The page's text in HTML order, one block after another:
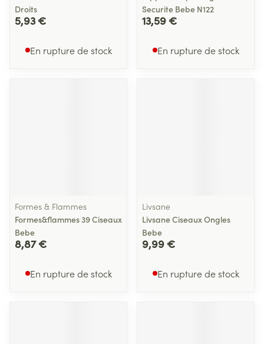
Droits
5,93 €
En rupture de stock
Securite Bebe N122
13,59 €
En rupture de stock
Formes & Flammes
Formes&flammes 39 Ciseaux
Bebe
8,87 €
En rupture de stock
Livsane
Livsane Ciseaux Ongles
Bebe
9,99 €
En rupture de stock